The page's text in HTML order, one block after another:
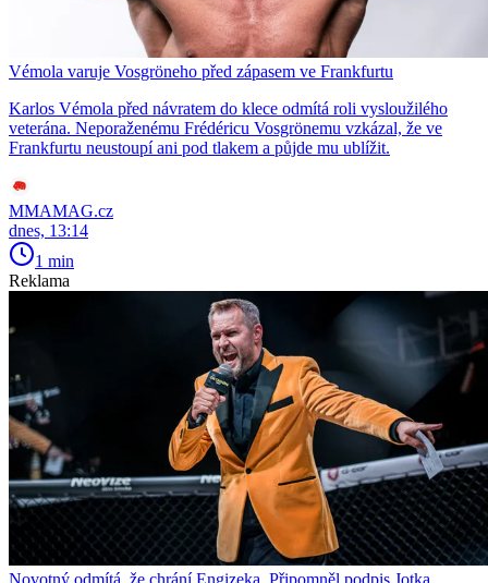
Vémola varuje Vosgröneho před zápasem ve Frankfurtu
Karlos Vémola před návratem do klece odmítá roli vysloužilého
veterána. Neporaženému Frédéricu Vosgrönemu vzkázal, že ve
Frankfurtu neustoupí ani pod tlakem a půjde mu ublížit.
MMAMAG.cz
dnes, 13:14
1 min
Reklama